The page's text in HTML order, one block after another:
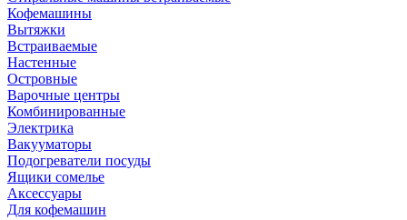
Кофемашины
Вытяжки
Встраиваемые
Настенные
Островные
Варочные центры
Комбинированные
Электрика
Вакууматоры
Подогреватели посуды
Ящики сомелье
Аксессуары
Для кофемашин